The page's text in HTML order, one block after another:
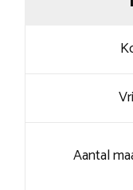
Aantal